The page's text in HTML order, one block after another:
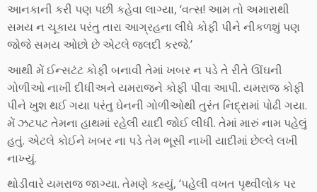
આનકાની કરી પણ પછી કહેવા લાગ્યા, ‘વત્સ! આમ તો અમારાથી
સમય ન ચૂકાય પરંતુ તારા આગ્રહના લીધે કોફી પીને નીકળશું પણ
જોજે સમય ઓછો છે એટલે જલદી કરજે.’
આથી મેં ઈન્સટંટ કોફી બનાવી તેમાં ખબર ન પડે તે રીતે ઊંઘની
ગોળીઓ નાખી દીધીઅને યમરાજને કોફી પીવા આપી. યમરાજ કોફી
પીને ખુશ થઈ ગયા પરંતુ ઘેનની ગોળીઓથી તુરંત નિદ્રામાં પોઢી ગયા.
મેં ઝટપટ તેમના હાથમાં રહેલી યાદી જોઈ લીધી. તેમાં મારું નામ પહેલું
હતું. એટલે કોઈને ખબર ના પડે તેમ ભૂસી નાખી યાદીમાં છેલ્લે લખી
નાખ્યું.
થોડીવારે યમરાજ જાગ્યા. તેમણે કહ્યું, ‘પહેલી વખત પૃથ્વીલોક પર